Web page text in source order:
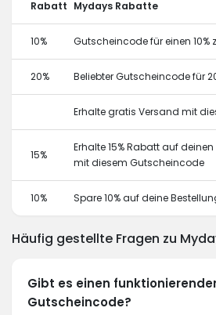
Rabatt Mydays Rabatte
10% Gutscheincode für einen
20% Beliebter Gutscheincode für
Erhalte gratis Versand mit
15%
Erhalte 15% Rabatt auf
mit diesem Gutscheincode
10% Spare 10% auf deine
Häufig gestellte Fragen zu
Gibt es einen
Gutscheincode?